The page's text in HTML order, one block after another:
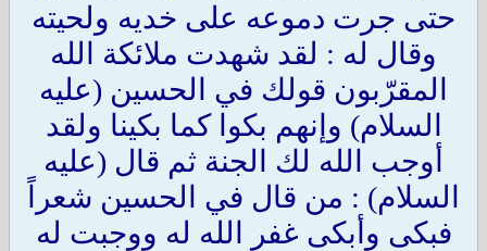
حتى جرت دموعه على خديه ولحيته
وقال له : لقد شهدت ملائكة الله
المقرّبون قولك في الحسين (عليه
السلام) وإنهم بكوا كما بكينا ولقد
أوجب الله لك الجنة ثم قال (عليه
السلام) : من قال في الحسين شعراً
فبكى وأبكى غفر الله له ووجبت له